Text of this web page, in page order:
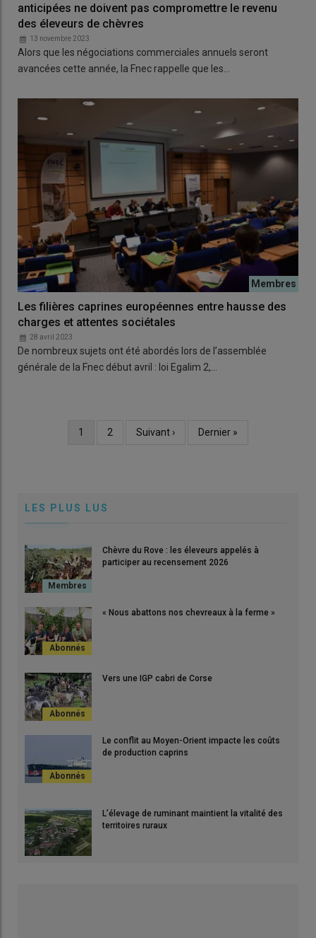
anticipées ne doivent pas compromettre le revenu
des éleveurs de chèvres
13 novembre 2023
Alors que les négociations commerciales annuels seront
avancées cette année, la Fnec rappelle que les…
Les filières caprines européennes entre hausse des
charges et attentes sociétales
28 avril 2023
De nombreux sujets ont été abordés lors de l’assemblée
générale de la Fnec début avril : loi Egalim 2,…
Page
1 Page
2
Page
Suivant ›
Dernière
Dernier »
LES PLUS LUS
Chèvre du Rove : les éleveurs appelés à
participer au recensement 2026
« Nous abattons nos chevreaux à la ferme »
Vers une IGP cabri de Corse
Le conflit au Moyen-Orient impacte les coûts
de production caprins
L’élevage de ruminant maintient la vitalité des
territoires ruraux